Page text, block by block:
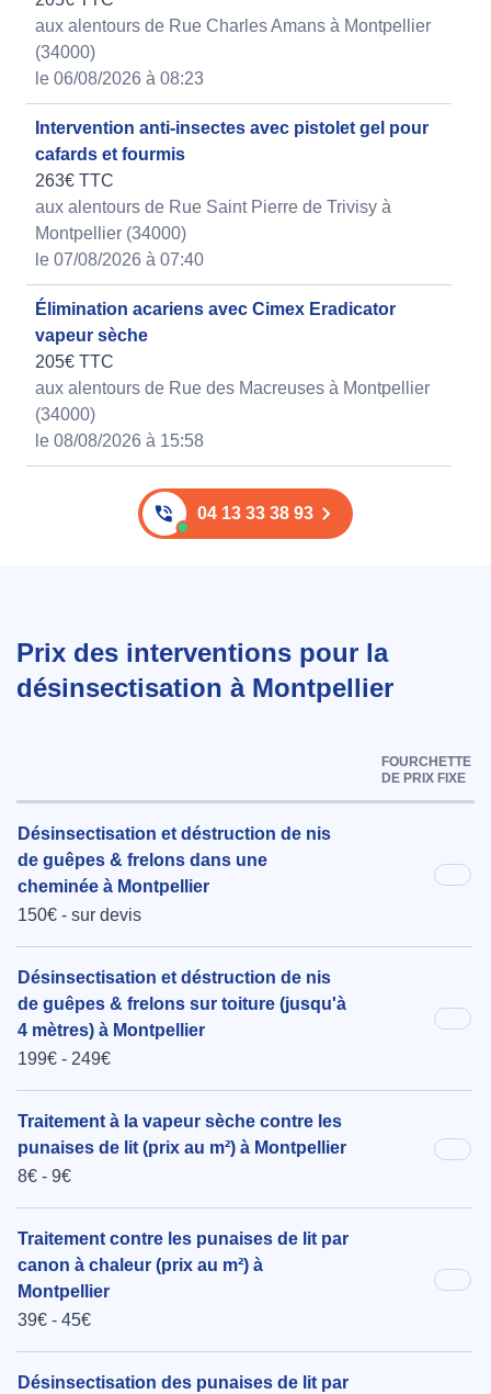
aux alentours de Rue Charles Amans à Montpellier
(34000)
le 06/08/2026 à 08:23
Intervention anti-insectes avec pistolet gel pour
cafards et fourmis
263€ TTC
aux alentours de Rue Saint Pierre de Trivisy à
Montpellier (34000)
le 07/08/2026 à 07:40
Élimination acariens avec Cimex Eradicator
vapeur sèche
205€ TTC
aux alentours de Rue des Macreuses à Montpellier
(34000)
le 08/08/2026 à 15:58
04 13 33 38 93
Prix des interventions pour la
désinsectisation à Montpellier
FOURCHETTE
DE PRIX FIXE
Désinsectisation et déstruction de nis
de guêpes & frelons dans une
cheminée à Montpellier
150€ - sur devis
Désinsectisation et déstruction de nis
de guêpes & frelons sur toiture (jusqu'à
4 mètres) à Montpellier
199€ - 249€
Traitement à la vapeur sèche contre les
punaises de lit (prix au m²) à Montpellier
8€ - 9€
Traitement contre les punaises de lit par
canon à chaleur (prix au m²) à
Montpellier
39€ - 45€
Désinsectisation des punaises de lit par